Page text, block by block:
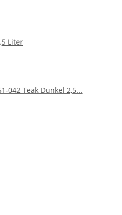
Liter